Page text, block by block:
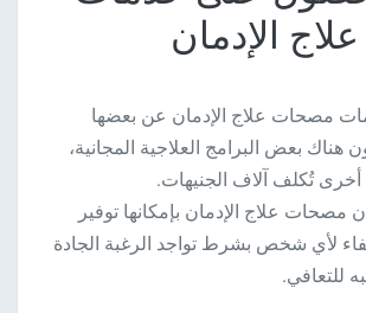
الإدمان
مصحات علاج الإدمان عن بعضها
هناك بعض البرامج العلاجية المجانية،
تُكلف آلاف الجنيهات.
علاج الإدمان بإمكانها توفير
لأي شخص بشرط تواجد الرغبة الجادة
للتعافي.